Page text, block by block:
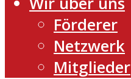
Förderer
Netzwerk
Mitglieder